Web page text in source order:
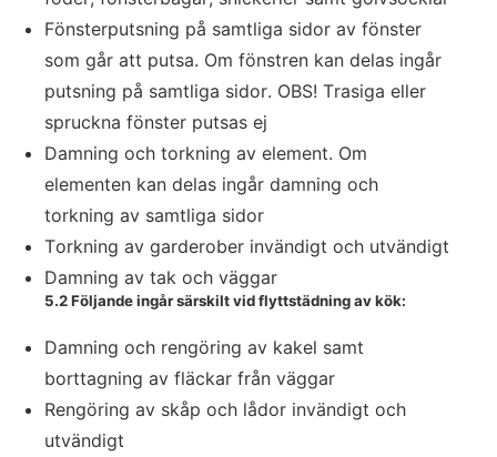
Fönsterputsning på samtliga sidor av fönster
som går att putsa. Om fönstren kan delas ingår
putsning på samtliga sidor. OBS! Trasiga eller
spruckna fönster putsas ej
Damning och torkning av element. Om
elementen kan delas ingår damning och
torkning av samtliga sidor
Torkning av garderober invändigt och utvändigt
Damning av tak och väggar
5.2 Följande ingår särskilt vid flyttstädning av kök:
Damning och rengöring av kakel samt
borttagning av fläckar från väggar
Rengöring av skåp och lådor invändigt och
utvändigt